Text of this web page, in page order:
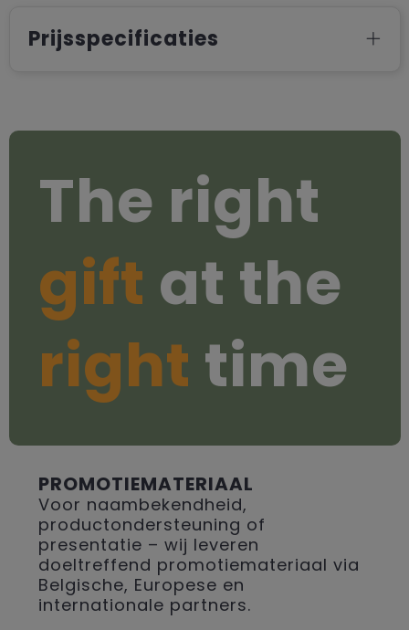
Prijsspecificaties
The right
gift at the
right time
PROMOTIEMATERIAAL
Voor naambekendheid,
productondersteuning of
presentatie – wij leveren
doeltreffend promotiemateriaal via
Belgische, Europese en
internationale partners.